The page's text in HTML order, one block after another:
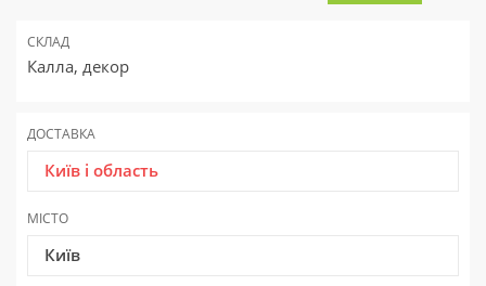
СКЛАД
Калла, декор
ДОСТАВКА
Київ і область
МІСТО
Київ